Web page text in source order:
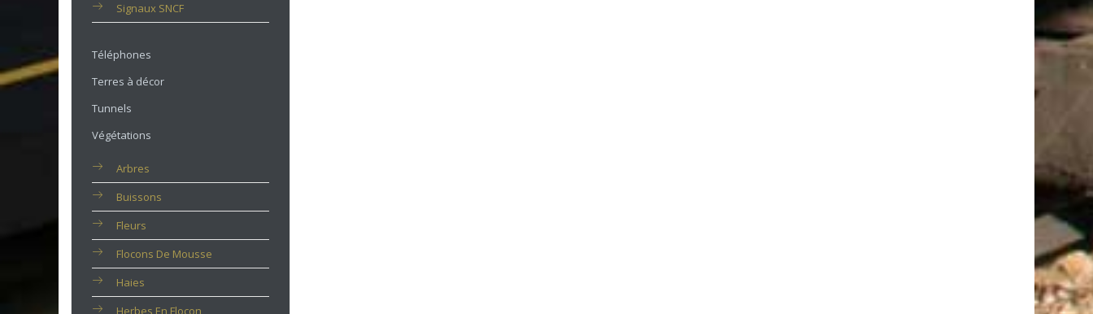
Signaux SNCF
Téléphones
Terres à décor
Tunnels
Végétations
Arbres
Buissons
Fleurs
Flocons De Mousse
Haies
Herbes En Flocon